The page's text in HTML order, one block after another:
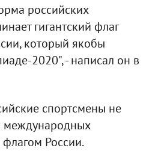
российских
гигантский флаг
который якобы
2020", - написал он в
спортсмены не
международных
России.